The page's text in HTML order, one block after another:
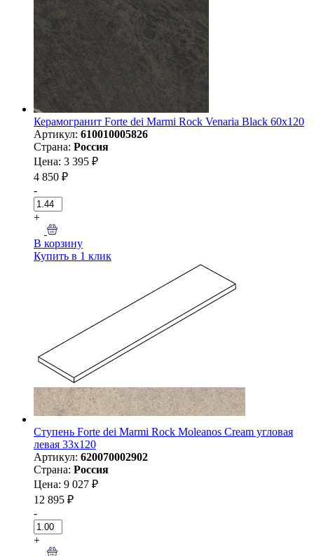
Керамогранит Forte dei Marmi Rock Venaria Black 60x120
Артикул: 610010005826
Страна: Россия
Цена: 3 395 ₽
4 850 ₽
-
+
В корзину
Купить в 1 клик
Ступень Forte dei Marmi Rock Moleanos Cream угловая
левая 33x120
Артикул: 620070002902
Страна: Россия
Цена: 9 027 ₽
12 895 ₽
-
+